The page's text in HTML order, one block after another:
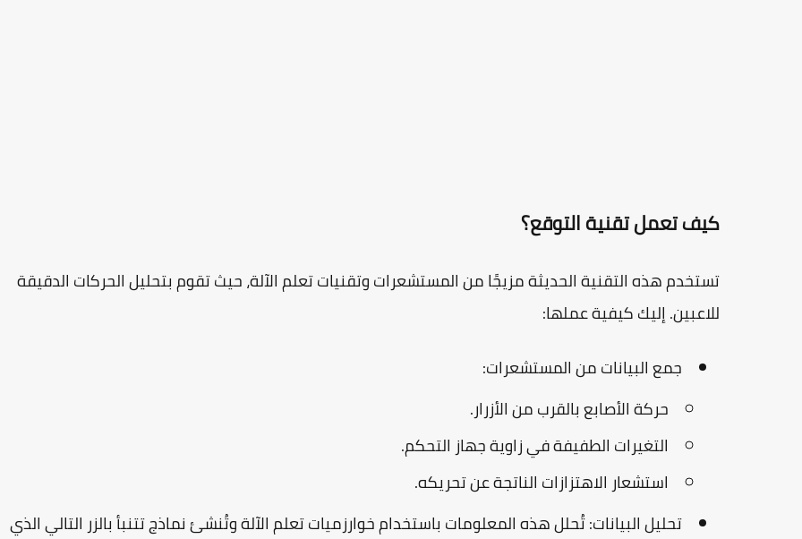
كيف تعمل تقنية التوقع؟
تستخدم هذه التقنية الحديثة مزيجًا من المستشعرات وتقنيات تعلم الآلة، حيث تقوم بتحليل الحركات الدقيقة
للاعبين. إليك كيفية عملها:
جمع البيانات من المستشعرات:
حركة الأصابع بالقرب من الأزرار.
التغيرات الطفيفة في زاوية جهاز التحكم.
استشعار الاهتزازات الناتجة عن تحريكه.
تحليل البيانات:تُحلل هذه المعلومات باستخدام خوارزميات تعلم الآلة وتُنشئ نماذج تتنبأ بالزر التالي الذي